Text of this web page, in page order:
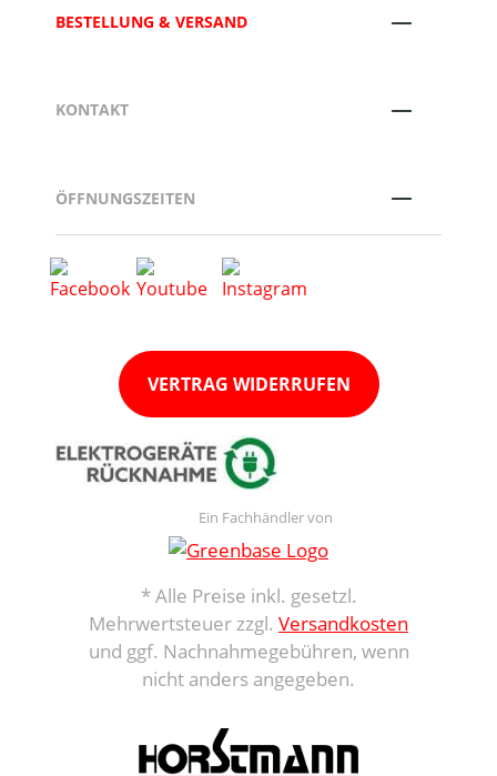
BESTELLUNG & VERSAND
KONTAKT
ÖFFNUNGSZEITEN
VERTRAG WIDERRUFEN
Ein Fachhändler von
* Alle Preise inkl. gesetzl.
Mehrwertsteuer zzgl. Versandkosten
und ggf. Nachnahmegebühren, wenn
nicht anders angegeben.